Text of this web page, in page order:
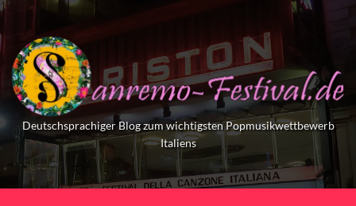
Skip
to
content
Deutschsprachiger Blog zum wichtigsten Popmusikwettbewerb
Italiens